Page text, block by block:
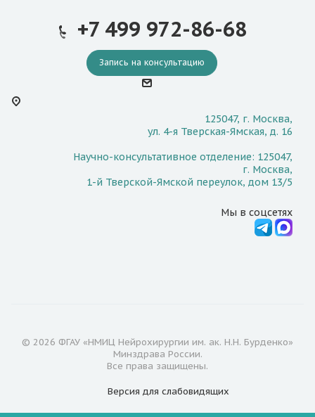
+7 499 972-86-68
Запись на консультацию
125047, г. Москва,
ул. 4-я Тверская-Ямская, д. 16
Научно-консультативное отделение: 125047,
г. Москва,
1-й Тверской-Ямской переулок, дом 13/5
Мы в соцсетях
© 2026 ФГАУ «НМИЦ Нейрохирургии им. ак. Н.Н. Бурденко»
Минздрава России.
Все права защищены.
Версия для слабовидящих